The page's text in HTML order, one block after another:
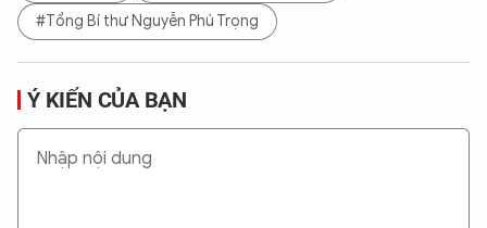
#Tổng Bí thư Nguyễn Phú Trọng
Ý KIẾN CỦA BẠN